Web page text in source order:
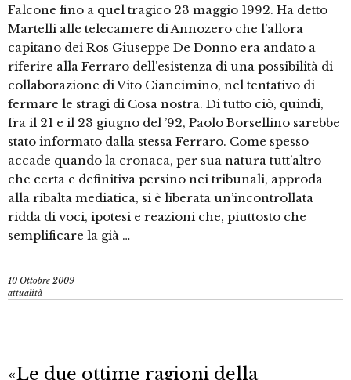
Falcone fino a quel tragico 23 maggio 1992. Ha detto
Martelli alle telecamere di Annozero che l’allora
capitano dei Ros Giuseppe De Donno era andato a
riferire alla Ferraro dell’esistenza di una possibilità di
collaborazione di Vito Ciancimino, nel tentativo di
fermare le stragi di Cosa nostra. Di tutto ciò, quindi,
fra il 21 e il 23 giugno del ’92, Paolo Borsellino sarebbe
stato informato dalla stessa Ferraro. Come spesso
accade quando la cronaca, per sua natura tutt’altro
che certa e definitiva persino nei tribunali, approda
alla ribalta mediatica, si è liberata un’incontrollata
ridda di voci, ipotesi e reazioni che, piuttosto che
semplificare la già …
10 Ottobre 2009
attualità
«Le due ottime ragioni della